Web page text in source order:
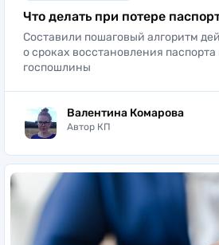
Что делать при потере
Составили пошаговый алгоритм
о сроках восстановления паспорта
госпошлины
Валентина Комарова
Автор КП